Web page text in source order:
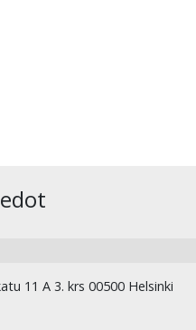
11 A 3. krs 00500 Helsinki